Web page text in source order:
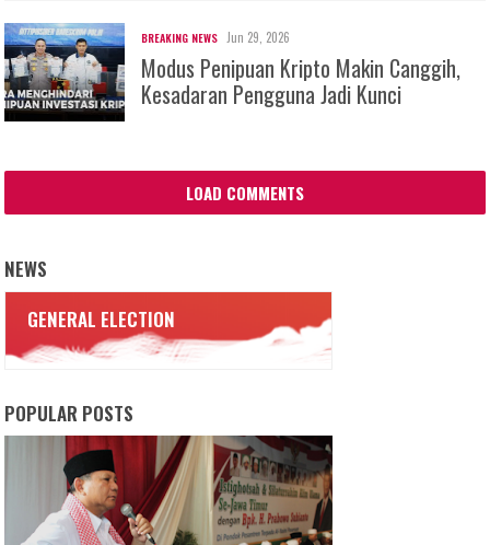
BREAKING NEWS Jun 29, 2026
Modus Penipuan Kripto Makin Canggih,
Kesadaran Pengguna Jadi Kunci
LOAD COMMENTS
NEWS
GENERAL ELECTION
POPULAR POSTS